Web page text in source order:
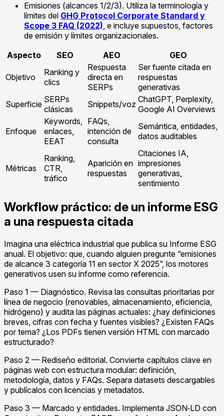
Emisiones (alcances 1/2/3). Utiliza la terminología y
límites del GHG Protocol Corporate Standard y
Scope 3 FAQ (2022), e incluye supuestos, factores
de emisión y límites organizacionales.
Aspecto
SEO AEO GEO
Objetivo
Ranking y
clics
Respuesta
directa en
SERPs
Ser fuente citada en
respuestas
generativas
Superficie SERPs
clásicas
Snippets/voz ChatGPT, Perplexity,
Google AI Overviews
Enfoque
Keywords,
enlaces,
EEAT
FAQs,
intención de
consulta
Semántica, entidades,
datos auditables
Métricas
Ranking,
CTR,
tráfico
Aparición en
respuestas
Citaciones IA,
impresiones
generativas,
sentimiento
Workflow práctico: de un informe ESG
a una respuesta citada
Imagina una eléctrica industrial que publica su Informe ESG
anual. El objetivo: que, cuando alguien pregunte “emisiones
de alcance 3 categoría 11 en sector X 2025”, los motores
generativos usen su informe como referencia.
Paso 1 — Diagnóstico. Revisa las consultas prioritarias por
línea de negocio (renovables, almacenamiento, eficiencia,
hidrógeno) y audita las páginas actuales: ¿hay definiciones
breves, cifras con fecha y fuentes visibles? ¿Existen FAQs
por tema? ¿Los PDFs tienen versión HTML con marcado
estructurado?
Paso 2 — Rediseño editorial. Convierte capítulos clave en
páginas web con estructura modular: definición,
metodología, datos y FAQs. Separa datasets descargables
y publícalos con licencias y metadatos.
Paso 3 — Marcado y entidades. Implementa JSON‑LD con